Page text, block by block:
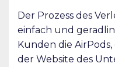
Der Prozess des
einfach und
Kunden die
der Website des